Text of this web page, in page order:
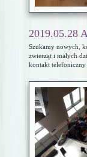
2019.05.28
Szukamy nowych,
zwierząt i małych
kontakt